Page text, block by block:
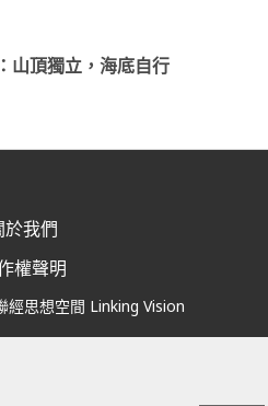
山頂獨立，海底自行
於我們
權聲明
經思想空間 Linking Vision